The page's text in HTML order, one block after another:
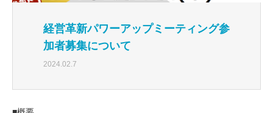
経営革新パワーアップミーティング参
加者募集について
2024.02.7